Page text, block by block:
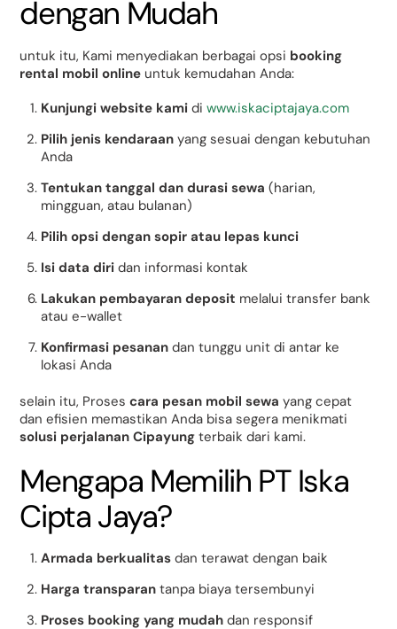
dengan Mudah
untuk itu, Kami menyediakan berbagai opsi booking
rental mobil online untuk kemudahan Anda:
Kunjungi website kami diwww.iskaciptajaya.com
Pilih jenis kendaraan yang sesuai dengan kebutuhan
Anda
Tentukan tanggal dan durasi sewa (harian,
mingguan, atau bulanan)
Pilih opsi dengan sopir atau lepas kunci
Isi data diri dan informasi kontak
Lakukan pembayaran deposit melalui transfer bank
atau e-wallet
Konfirmasi pesanan dan tunggu unit di antar ke
lokasi Anda
selain itu, Prosescara pesan mobil sewa yang cepat
dan efisien memastikan Anda bisa segera menikmati
solusi perjalanan Cipayung terbaik dari kami.
Mengapa Memilih PT Iska
Cipta Jaya?
Armada berkualitas dan terawat dengan baik
Harga transparan tanpa biaya tersembunyi
Proses booking yang mudah dan responsif